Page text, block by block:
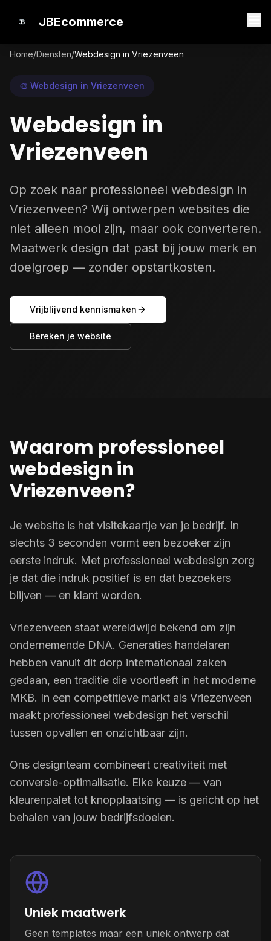
JBEcommerce
Home/Diensten/Webdesign in Vriezenveen
🎨 Webdesign in Vriezenveen
Webdesign in
Vriezenveen
Op zoek naar professioneel webdesign in
Vriezenveen? Wij ontwerpen websites die
niet alleen mooi zijn, maar ook converteren.
Maatwerk design dat past bij jouw merk en
doelgroep — zonder opstartkosten.
Vrijblijvend kennismaken
Bereken je website
Waarom professioneel
webdesign in
Vriezenveen?
Je website is het visitekaartje van je bedrijf. In
slechts 3 seconden vormt een bezoeker zijn
eerste indruk. Met professioneel webdesign zorg
je dat die indruk positief is en dat bezoekers
blijven — en klant worden.
Vriezenveen staat wereldwijd bekend om zijn
ondernemende DNA. Generaties handelaren
hebben vanuit dit dorp internationaal zaken
gedaan, een traditie die voortleeft in het moderne
MKB. In een competitieve markt als Vriezenveen
maakt professioneel webdesign het verschil
tussen opvallen en onzichtbaar zijn.
Ons designteam combineert creativiteit met
conversie-optimalisatie. Elke keuze — van
kleurenpalet tot knopplaatsing — is gericht op het
behalen van jouw bedrijfsdoelen.
Uniek maatwerk
Geen templates maar een uniek ontwerp dat